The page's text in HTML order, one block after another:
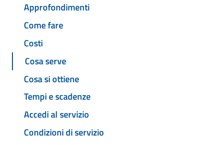
Approfondimenti
Come fare
Costi
Cosa serve
Cosa si ottiene
Tempi e scadenze
Accedi al servizio
Condizioni di servizio